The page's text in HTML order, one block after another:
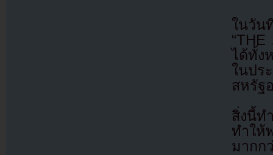
ในวัน
ได้ทั้ง
ในป
สหรัฐ
สิ่งนี้ท
ทำให้
มากก